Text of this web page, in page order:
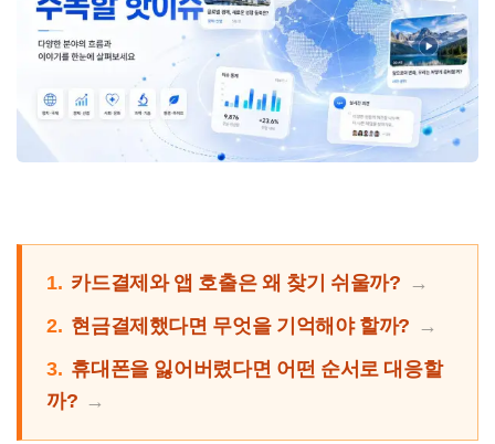
1. 카드결제와 앱 호출은 왜 찾기 쉬울까?
2. 현금결제했다면 무엇을 기억해야 할까?
3. 휴대폰을 잃어버렸다면 어떤 순서로 대응할
까?